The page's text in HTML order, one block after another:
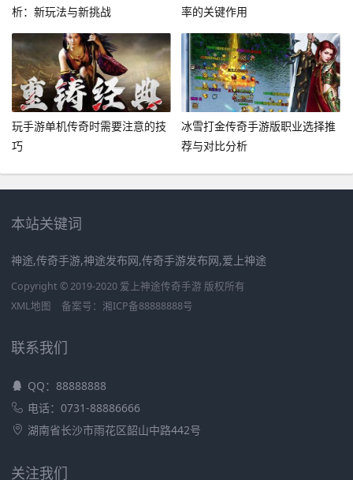
析：新玩法与新挑战
率的关键作用
玩手游单机传奇时需要注意的技
巧
冰雪打金传奇手游版职业选择推
荐与对比分析
本站关键词
神途,传奇手游,神途发布网,传奇手游发布网,爱上神途
Copyright © 2019-2020 爱上神途传奇手游 版权所有
XML地图
备案号： 湘ICP备88888888号
联系我们
QQ：88888888
电话：0731-88886666
湖南省长沙市雨花区韶山中路442号
关注我们